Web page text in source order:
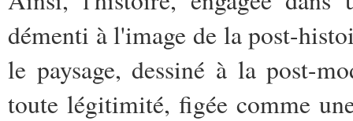
démenti à l'image de la post-
le paysage, dessiné à la post-
toute légitimité, figée comme